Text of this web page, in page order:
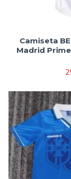
Camiseta
Madrid